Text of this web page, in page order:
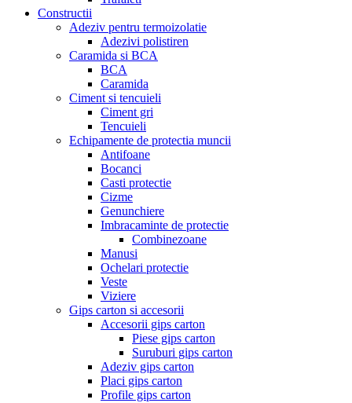
Constructii
Adeziv pentru termoizolatie
Adezivi polistiren
Caramida si BCA
BCA
Caramida
Ciment si tencuieli
Ciment gri
Tencuieli
Echipamente de protectia muncii
Antifoane
Bocanci
Casti protectie
Cizme
Genunchiere
Imbracaminte de protectie
Combinezoane
Manusi
Ochelari protectie
Veste
Viziere
Gips carton si accesorii
Accesorii gips carton
Piese gips carton
Suruburi gips carton
Adeziv gips carton
Placi gips carton
Profile gips carton